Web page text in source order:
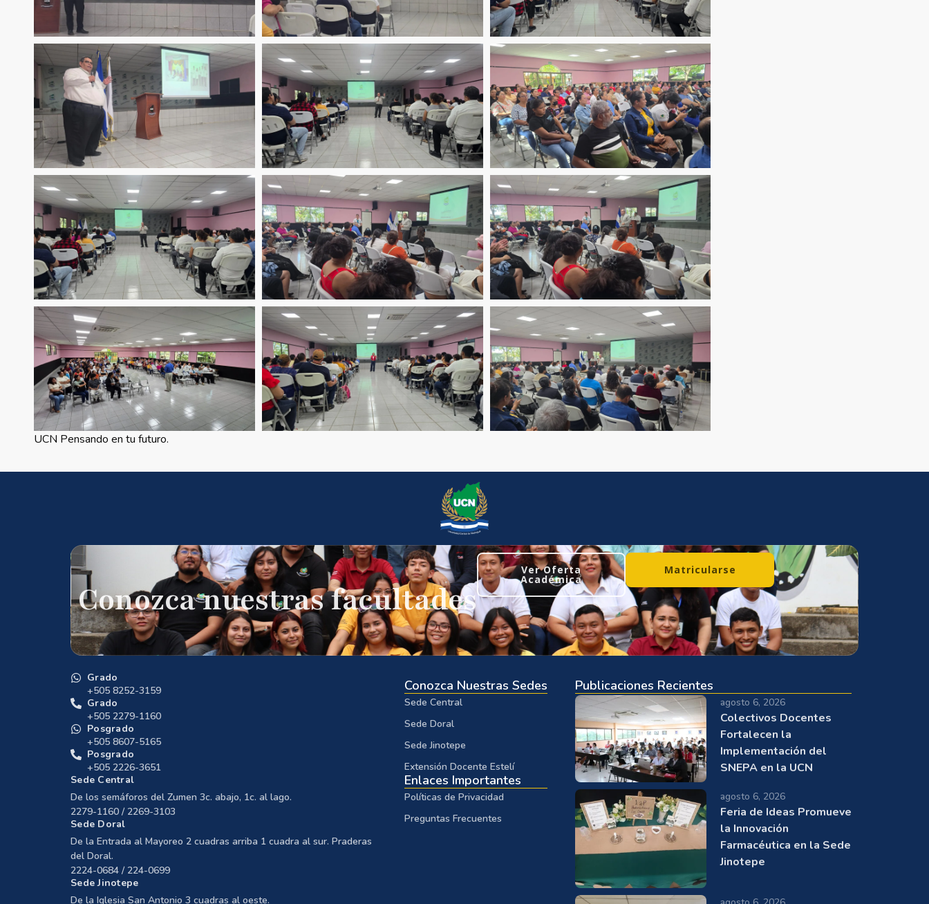
UCN Pensando en tu futuro.
Conozca nuestras facultades
Ver Oferta
Académica
Matricularse
Grado
+505 8252-3159
Grado
+505 2279-1160
Posgrado
+505 8607-5165
Posgrado
+505 2226-3651
Sede Central
De los semáforos del Zumen 3c. abajo, 1c. al lago.
2279-1160 / 2269-3103
Sede Doral
De la Entrada al Mayoreo 2 cuadras arriba 1 cuadra al sur. Praderas
del Doral.
2224-0684 / 224-0699
Sede Jinotepe
De la Iglesia San Antonio 3 cuadras al oeste.
Conozca Nuestras Sedes
Sede Central
Sede Doral
Sede Jinotepe
Extensión Docente Estelí
Enlaces Importantes
Políticas de Privacidad
Preguntas Frecuentes
Publicaciones Recientes
agosto 6, 2026
Colectivos Docentes
Fortalecen la
Implementación del
SNEPA en la UCN
agosto 6, 2026
Feria de Ideas Promueve
la Innovación
Farmacéutica en la Sede
Jinotepe